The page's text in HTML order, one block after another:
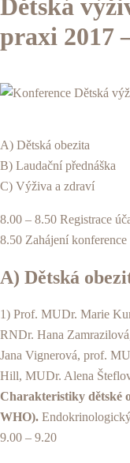
Dětská
praxi 2017
A) Dětská obezita
B) Laudační přednáška
C) Výživa a zdraví
8.00 – 8.50 Registrace
8.50 Zahájení konference
A) Dětská
1) Prof. MUDr. Marie
RNDr. Hana
Jana Vignerová, prof.
Hill, MUDr. Alena
Charakteristiky dětské
WHO).
9.00 – 9.20